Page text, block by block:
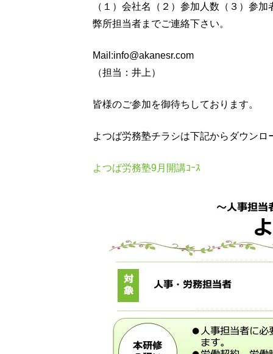
（１）会社名（２）参加人数（３）参加
弊所担当者までご連絡下さい。
Mail:info@akanesr.com
（担当：井上）
皆様のご参加を御待ちしております。
よつば労務塾チラシは下記からダウンロ
よつば労務塾9月開講ｺｰｽ